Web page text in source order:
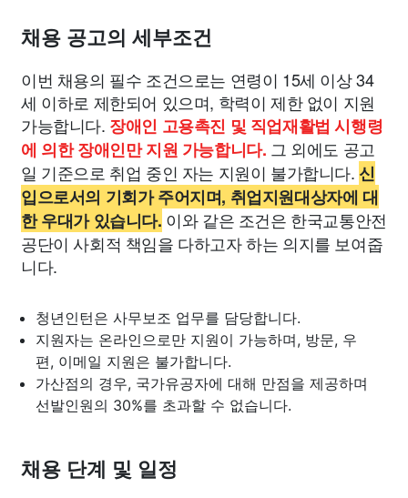
채용 공고의 세부조건
이번 채용의 필수 조건으로는 연령이 15세 이상 34
세 이하로 제한되어 있으며, 학력이 제한 없이 지원
가능합니다. 장애인 고용촉진 및 직업재활법 시행령
에 의한 장애인만 지원 가능합니다. 그 외에도 공고
일 기준으로 취업 중인 자는 지원이 불가합니다. 신
입으로서의 기회가 주어지며, 취업지원대상자에 대
한 우대가 있습니다. 이와 같은 조건은 한국교통안전
공단이 사회적 책임을 다하고자 하는 의지를 보여줍
니다.
청년인턴은 사무보조 업무를 담당합니다.
지원자는 온라인으로만 지원이 가능하며, 방문, 우
편, 이메일 지원은 불가합니다.
가산점의 경우, 국가유공자에 대해 만점을 제공하며
선발인원의 30%를 초과할 수 없습니다.
채용 단계 및 일정